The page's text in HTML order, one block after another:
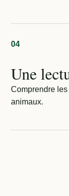
04
Une
Comprendre
animaux.